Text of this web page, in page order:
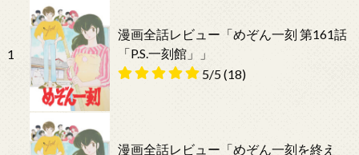
1
漫画全話レビュー「めぞん一刻 第161話
「P.S.一刻館」」
5/5(18)
漫画全話レビュー「めぞん一刻を終え